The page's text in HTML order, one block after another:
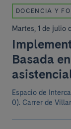
DOCENCIA Y
Martes, 1 de julio
Basada
Espacio de
0). Carrer de